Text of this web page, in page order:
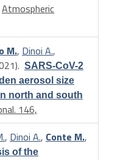
Atmospheric
M., Dinoi A.,
SARS-CoV-2
aerosol size
north and south
146,
, Dinoi A., Conte M.,
of the